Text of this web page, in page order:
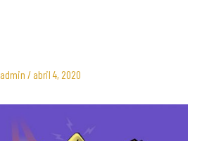
admin / abril 4, 2020